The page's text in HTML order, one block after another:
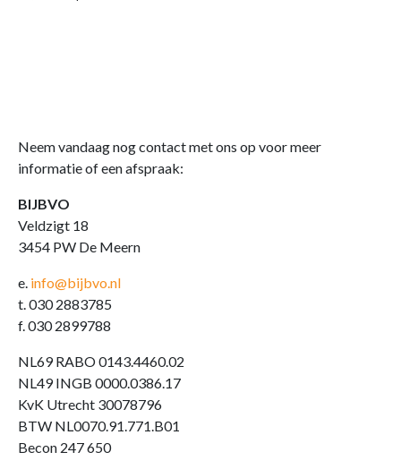
Neem vandaag nog contact met ons op voor meer
informatie of een afspraak:
BIJBVO
Veldzigt 18
3454 PW De Meern
e. info@bijbvo.nl
t. 030 2883785
f. 030 2899788
NL69 RABO 0143.4460.02
NL49 INGB 0000.0386.17
KvK Utrecht 30078796
BTW NL0070.91.771.B01
Becon 247 650